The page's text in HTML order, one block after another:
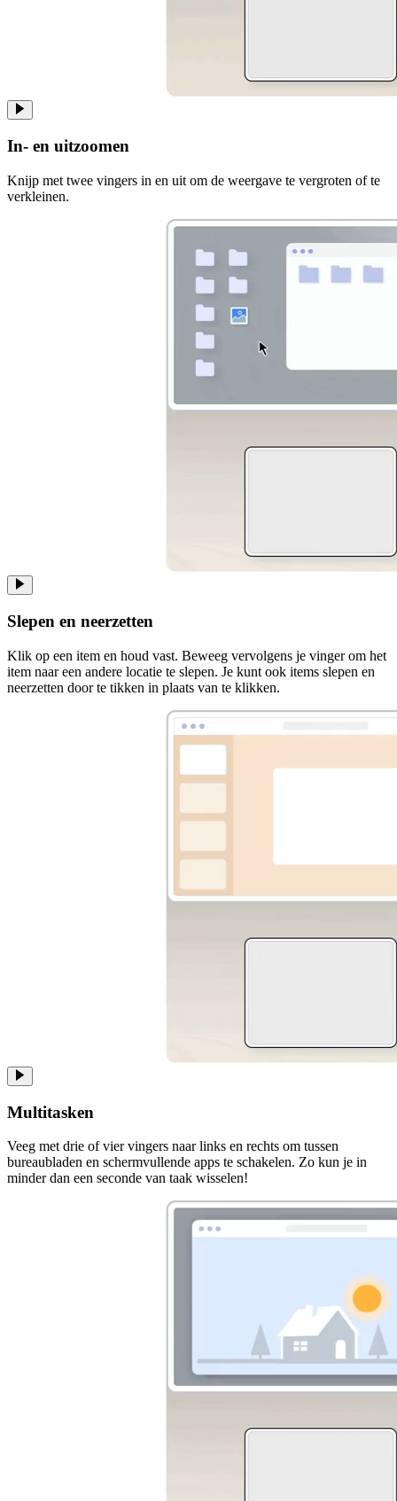
In- en uitzoomen
Knijp met twee vingers in en uit om de weergave te vergroten of te
verkleinen.
Slepen en neerzetten
Klik op een item en houd vast. Beweeg vervolgens je vinger om het
item naar een andere locatie te slepen. Je kunt ook items slepen en
neerzetten door te tikken in plaats van te klikken.
Multitasken
Veeg met drie of vier vingers naar links en rechts om tussen
bureaubladen en schermvullende apps te schakelen. Zo kun je in
minder dan een seconde van taak wisselen!